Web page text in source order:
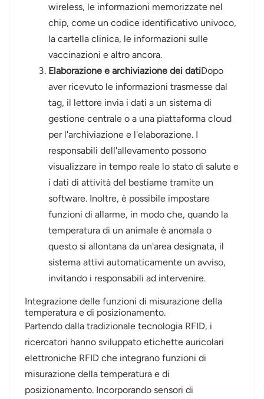
wireless, le informazioni memorizzate nel
chip, come un codice identificativo univoco,
la cartella clinica, le informazioni sulle
vaccinazioni e altro ancora.
Elaborazione e archiviazione dei datiDopo
aver ricevuto le informazioni trasmesse dal
tag, il lettore invia i dati a un sistema di
gestione centrale o a una piattaforma cloud
per l'archiviazione e l'elaborazione. I
responsabili dell'allevamento possono
visualizzare in tempo reale lo stato di salute e
i dati di attività del bestiame tramite un
software. Inoltre, è possibile impostare
funzioni di allarme, in modo che, quando la
temperatura di un animale è anomala o
questo si allontana da un'area designata, il
sistema attivi automaticamente un avviso,
invitando i responsabili ad intervenire.
Integrazione delle funzioni di misurazione della
temperatura e di posizionamento.
Partendo dalla tradizionale tecnologia RFID, i
ricercatori hanno sviluppato etichette auricolari
elettroniche RFID che integrano funzioni di
misurazione della temperatura e di
posizionamento. Incorporando sensori di